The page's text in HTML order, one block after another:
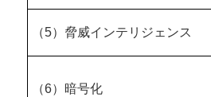
（5）脅威インテリジェンス
（6）暗号化